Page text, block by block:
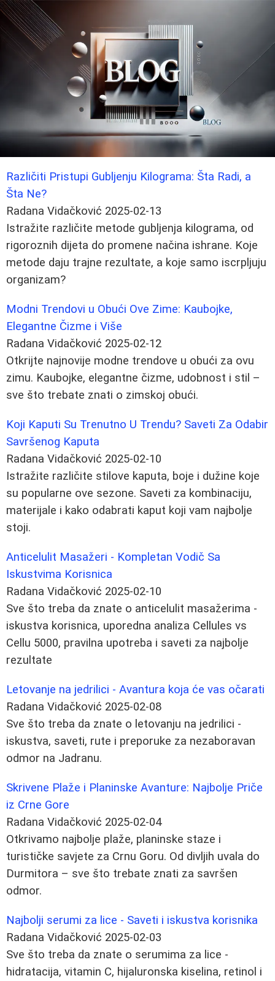
Različiti Pristupi Gubljenju Kilograma: Šta Radi, a
Šta Ne?
Radana Vidačković 2025-02-13
Istražite različite metode gubljenja kilograma, od
rigoroznih dijeta do promene načina ishrane. Koje
metode daju trajne rezultate, a koje samo iscrpljuju
organizam?
Modni Trendovi u Obući Ove Zime: Kaubojke,
Elegantne Čizme i Više
Radana Vidačković 2025-02-12
Otkrijte najnovije modne trendove u obući za ovu
zimu. Kaubojke, elegantne čizme, udobnost i stil –
sve što trebate znati o zimskoj obući.
Koji Kaputi Su Trenutno U Trendu? Saveti Za Odabir
Savršenog Kaputa
Radana Vidačković 2025-02-10
Istražite različite stilove kaputa, boje i dužine koje
su popularne ove sezone. Saveti za kombinaciju,
materijale i kako odabrati kaput koji vam najbolje
stoji.
Anticelulit Masažeri - Kompletan Vodič Sa
Iskustvima Korisnica
Radana Vidačković 2025-02-10
Sve što treba da znate o anticelulit masažerima -
iskustva korisnica, uporedna analiza Cellules vs
Cellu 5000, pravilna upotreba i saveti za najbolje
rezultate
Letovanje na jedrilici - Avantura koja će vas očarati
Radana Vidačković 2025-02-08
Sve što treba da znate o letovanju na jedrilici -
iskustva, saveti, rute i preporuke za nezaboravan
odmor na Jadranu.
Skrivene Plaže i Planinske Avanture: Najbolje Priče
iz Crne Gore
Radana Vidačković 2025-02-04
Otkrivamo najbolje plaže, planinske staze i
turističke savjete za Crnu Goru. Od divljih uvala do
Durmitora – sve što trebate znati za savršen
odmor.
Najbolji serumi za lice - Saveti i iskustva korisnika
Radana Vidačković 2025-02-03
Sve što treba da znate o serumima za lice -
hidratacija, vitamin C, hijaluronska kiselina, retinol i